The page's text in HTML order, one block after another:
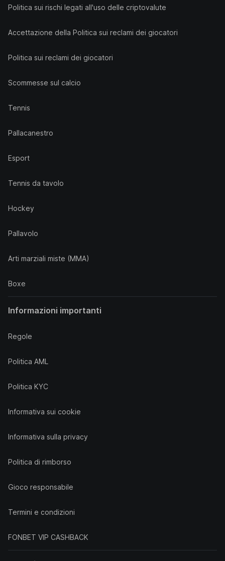
Politica sui rischi legati all'uso delle criptovalute
Accettazione della Politica sui reclami dei giocatori
Politica sui reclami dei giocatori
Scommesse sul calcio
Tennis
Pallacanestro
Esport
Tennis da tavolo
Hockey
Pallavolo
Arti marziali miste (MMA)
Boxe
Informazioni importanti
Regole
Politica AML
Politica KYC
Informativa sui cookie
Informativa sulla privacy
Politica di rimborso
Gioco responsabile
Termini e condizioni
FONBET VIP CASHBACK